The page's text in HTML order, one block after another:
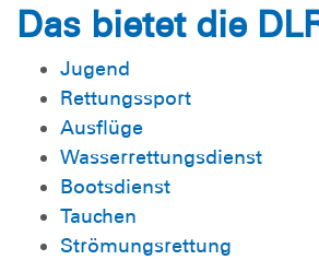
Das bietet die
Jugend
Rettungssport
Ausflüge
Wasserrettungsdienst
Bootsdienst
Tauchen
Strömungsrettung